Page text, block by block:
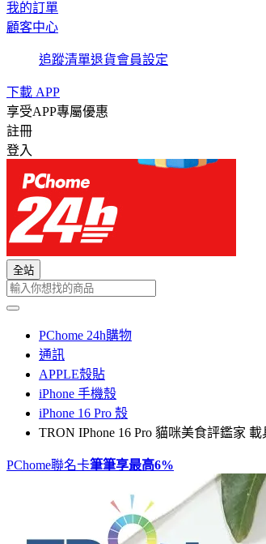
我的訂單
顧客中心
追蹤清單退貨會員設定
下載 APP
享受APP專屬優惠
註冊
登入
全站
PChome 24h購物
通訊
APPLE殼貼
iPhone 手機殼
iPhone 16 Pro 殼
TRON IPhone 16 Pro 貓咪美食評鑑家
PChome聯名卡筆筆享最高6%